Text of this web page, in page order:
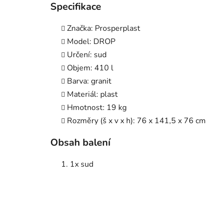
Specifikace
Značka: Prosperplast
Model: DROP
Určení: sud
Objem: 410 l
Barva: granit
Materiál: plast
Hmotnost: 19 kg
Rozměry (š x v x h): 76 x 141,5 x 76 cm
Obsah balení
1x sud